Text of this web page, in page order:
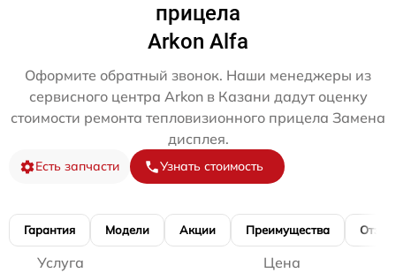
прицела
Arkon Alfa
Оформите обратный звонок. Наши менеджеры из
сервисного центра Arkon в Казани дадут оценку
стоимости ремонта тепловизионного прицела Замена
дисплея.
Есть запчасти Узнать стоимость
Гарантия Модели Акции Преимущества
Услуга Цена